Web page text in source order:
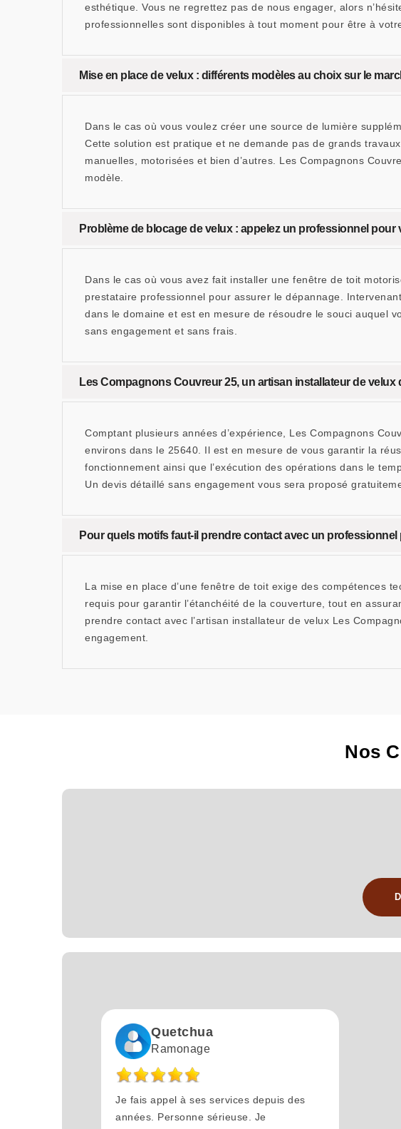
esthétique. Vous ne regrettez pas de nous engager, alors
professionnelles sont disponibles à tout moment pour être à
Mise en place de velux : différents modèles au choix sur le
Dans le cas où vous voulez créer une source de lumière
Cette solution est pratique et ne demande pas de grands
manuelles, motorisées et bien d’autres. Les Compagnons
modèle.
Problème de blocage de velux : appelez un professionnel pour
Dans le cas où vous avez fait installer une fenêtre de toit
prestataire professionnel pour assurer le dépannage.
dans le domaine et est en mesure de résoudre le souci auquel
sans engagement et sans frais.
Les Compagnons Couvreur 25, un artisan installateur de velux
Comptant plusieurs années d’expérience, Les Compagnons
environs dans le 25640. Il est en mesure de vous garantir la
fonctionnement ainsi que l’exécution des opérations dans le
Un devis détaillé sans engagement vous sera proposé
Pour quels motifs faut-il prendre contact avec un professionnel
La mise en place d’une fenêtre de toit exige des compétences
requis pour garantir l’étanchéité de la couverture, tout en
prendre contact avec l’artisan installateur de velux Les
engagement.
Nos
Quetchua
Ramonage
Je fais appel à ses services depuis des
années. Personne sérieuse. Je